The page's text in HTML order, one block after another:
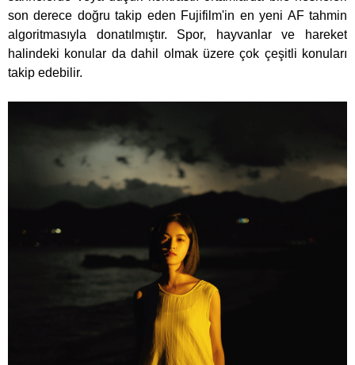
son derece doğru takip eden Fujifilm'in en yeni AF tahmin
algoritmasıyla donatılmıştır. Spor, hayvanlar ve hareket
halindeki konular da dahil olmak üzere çok çeşitli konuları
takip edebilir.